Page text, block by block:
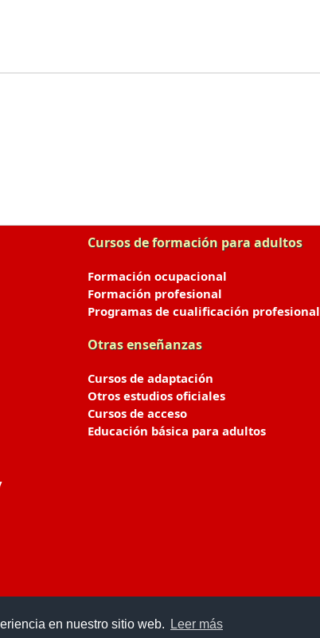
en nuestro sitio web. Leer más
Cursos de formación para adultos
Formación ocupacional
Formación profesional
Programas de cualificación profesional
Otras enseñanzas
Cursos de adaptación
Otros estudios oficiales
Cursos de acceso
Educación básica para adultos